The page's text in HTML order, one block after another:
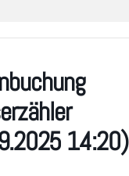
14:20)